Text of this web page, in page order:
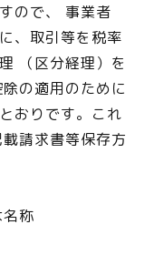
ので、 事業者
、取引等を税率
（区分経理）を
の適用のために
おりです。これ
請求書等保存方
称